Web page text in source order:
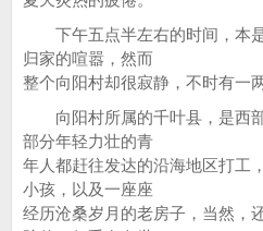
下午五点半左右的时间，本
归家的喧嚣，然而
整个向阳村却很寂静，不时有一
向阳村所属的千叶县，是西
部分年轻力壮的青
年人都赶往发达的沿海地区打工
小孩，以及一座座
经历沧桑岁月的老房子，当然，